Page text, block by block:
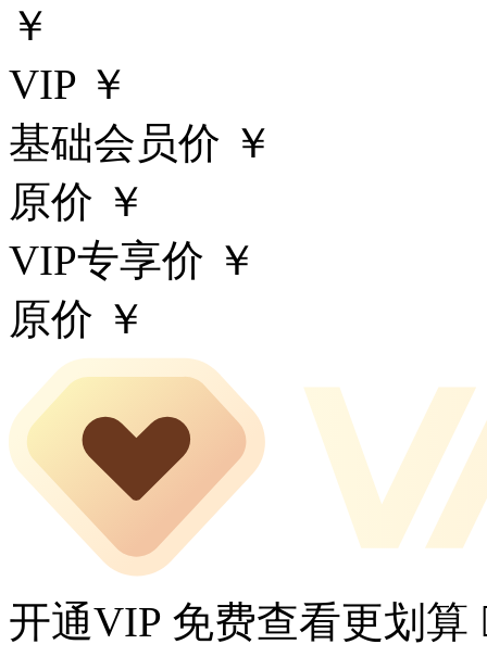
￥
VIP ￥
基础会员价 ￥
原价 ￥
VIP专享价 ￥
原价 ￥
开通VIP 免费查看更划算